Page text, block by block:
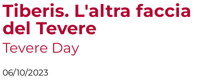
Tiberis. L'altra faccia
del Tevere
Tevere Day
06/10/2023